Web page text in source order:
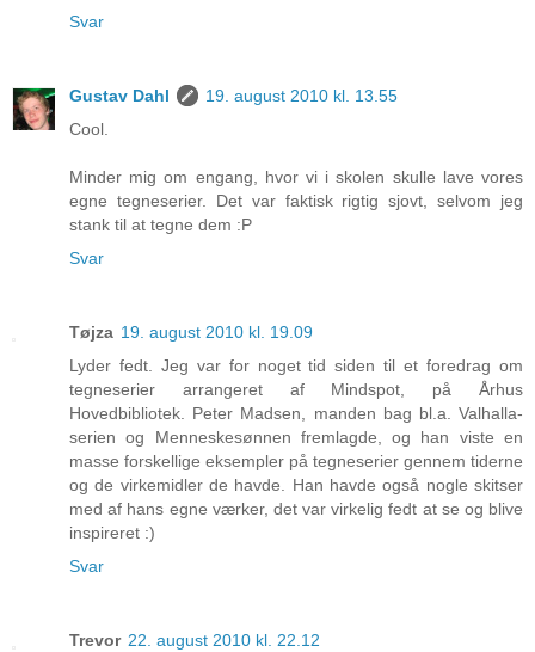
Svar
Gustav Dahl
19. august 2010 kl. 13.55
Cool.
Minder mig om engang, hvor vi i skolen skulle lave vores
egne tegneserier. Det var faktisk rigtig sjovt, selvom jeg
stank til at tegne dem :P
Svar
Tøjza 19. august 2010 kl. 19.09
Lyder fedt. Jeg var for noget tid siden til et foredrag om
tegneserier arrangeret af Mindspot, på Århus
Hovedbibliotek. Peter Madsen, manden bag bl.a. Valhalla-
serien og Menneskesønnen fremlagde, og han viste en
masse forskellige eksempler på tegneserier gennem tiderne
og de virkemidler de havde. Han havde også nogle skitser
med af hans egne værker, det var virkelig fedt at se og blive
inspireret :)
Svar
Trevor 22. august 2010 kl. 22.12